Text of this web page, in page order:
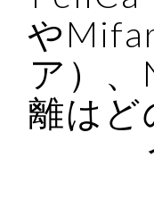
や
ア）、
離はど